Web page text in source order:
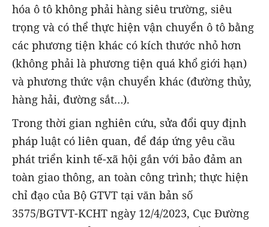
hóa ô tô không phải hàng siêu trường, siêu
trọng và có thể thực hiện vận chuyển ô tô bằng
các phương tiện khác có kích thước nhỏ hơn
(không phải là phương tiện quá khổ giới hạn)
và phương thức vận chuyển khác (đường thủy,
hàng hải, đường sắt…).
Trong thời gian nghiên cứu, sửa đổi quy định
pháp luật có liên quan, để đáp ứng yêu cầu
phát triển kinh tế-xã hội gắn với bảo đảm an
toàn giao thông, an toàn công trình; thực hiện
chỉ đạo của Bộ GTVT tại văn bản số
3575/BGTVT-KCHT ngày 12/4/2023, Cục Đường